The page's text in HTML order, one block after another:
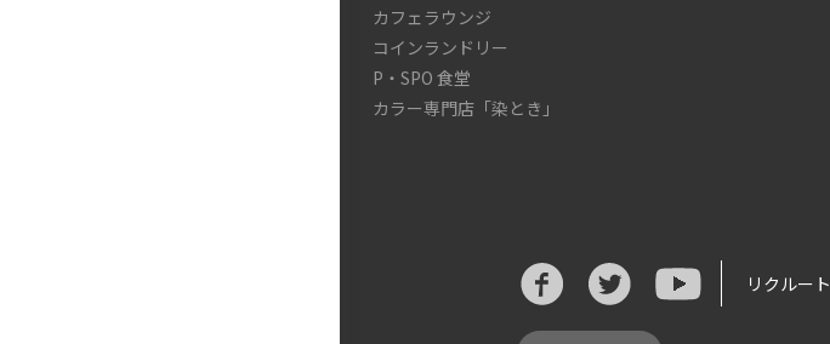
カフェラウンジ
コインランドリー
P・SPO 食堂
カラー専門店「染とき」
リクルート